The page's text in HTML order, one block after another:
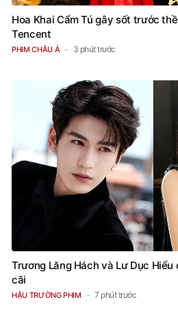
Hoa Khai Cẩm Tú gây sốt trước
Tencent
PHIM CHÂU Á 3 phút trước
Trương Lăng Hách và Lư Dục
cãi
HẬU TRƯỜNG PHIM 7 phút trước